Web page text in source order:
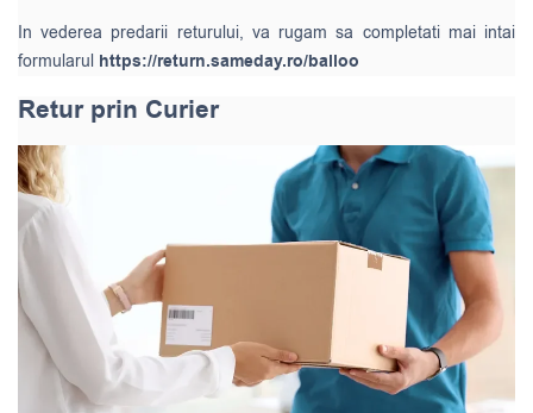
In vederea predarii returului, va rugam sa completati mai intai
formularul https://return.sameday.ro/balloo
Retur prin Curier